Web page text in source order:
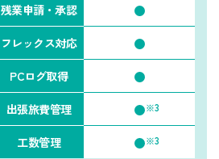
残業申請・承認
フレックス対応
PCログ取得
出張旅費管理 ※3
工数管理 ※3